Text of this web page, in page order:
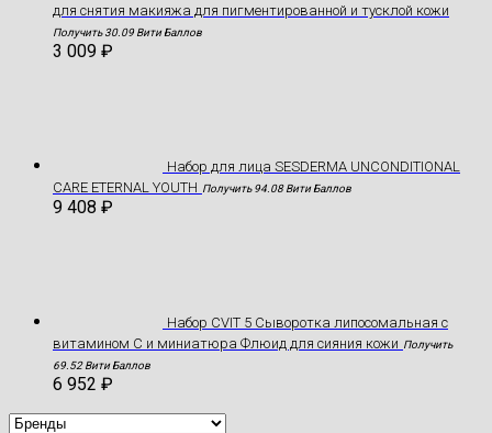
для снятия макияжа для пигментированной и тусклой кожи
Получить 30.09 Вити Баллов
3 009 ₽
Hабор для лица SESDERMA UNCONDITIONAL
CARE ETERNAL YOUTH Получить 94.08 Вити Баллов
9 408 ₽
Набор CVIT 5 Сыворотка липосомальная с
витамином С и миниатюра Флюид для сияния кожи Получить
69.52 Вити Баллов
6 952 ₽